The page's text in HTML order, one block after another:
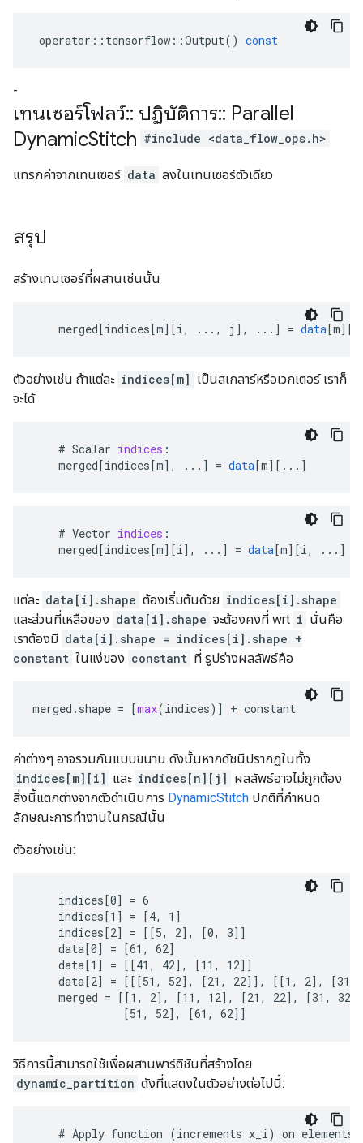
operator :: tensorflow ::Output() const
-
เทนเซอร์โฟลว์:: ปฏิบัติการ:: Parallel
DynamicStitch #include <data_flow_ops.h>
แทรกค่าจากเทนเซอร์ data ลงในเทนเซอร์ตัวเดียว
สรุป
สร้างเทนเซอร์ที่ผสานเช่นนั้น
merged[indices[m][i, ..., j ] , ... ] = data[m][
ตัวอย่างเช่น ถ้าแต่ละ indices[m] เป็นสเกลาร์หรือเวกเตอร์ เราก็
จะได้
    #
Scalar indices :
merged[indices[m] , ... ] = data[m][ ... ]
    #
Vector indices :
merged[indices[m][i] , ... ] = data[m][i, ... ]
แต่ละ data[i].shape ต้องเริ่มต้นด้วย indices[i].shape
และส่วนที่เหลือของ data[i].shape จะต้องคงที่ wrt i นั่นคือ
เราต้องมี data[i].shape = indices[i].shape +
constant ในแง่ของ constant ที่ รูปร่างผลลัพธ์คือ
merged . shape = [max(indices)] + constant
ค่าต่างๆ อาจรวมกันแบบขนาน ดังนั้นหากดัชนีปรากฏในทั้ง
indices[m][i] และ indices[n][j] ผลลัพธ์อาจไม่ถูกต้อง
สิ่งนี้แตกต่างจากตัวดำเนินการ DynamicStitch ปกติที่กำหนด
ลักษณะการทำงานในกรณีนั้น
ตัวอย่างเช่น:
    indices[0] = 6
    indices[1] = [4, 1]
    indices[2] = [[5, 2], [0, 3]]
    data[0] = [61, 62]
    data[1] = [[41, 42], [11, 12]]
data[2] = [[[51, 52], [21, 22]], [[1, 2], [31,
merged = [[1, 2], [11, 12], [21, 22], [31,
              [51, 52], [61, 62]]
วิธีการนี้สามารถใช้เพื่อผสานพาร์ติชันที่สร้างโดย
dynamic_partition ดังที่แสดงในตัวอย่างต่อไปนี้:
    #
Apply function (increments x_i) on elements